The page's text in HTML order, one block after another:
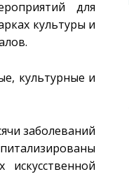
для
культуры и
культурные и
заболеваний